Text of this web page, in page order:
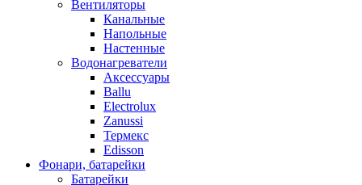
Вентиляторы
Канальные
Напольные
Настенные
Водонагреватели
Аксессуары
Ballu
Electrolux
Zanussi
Термекс
Edisson
Фонари, батарейки
Батарейки